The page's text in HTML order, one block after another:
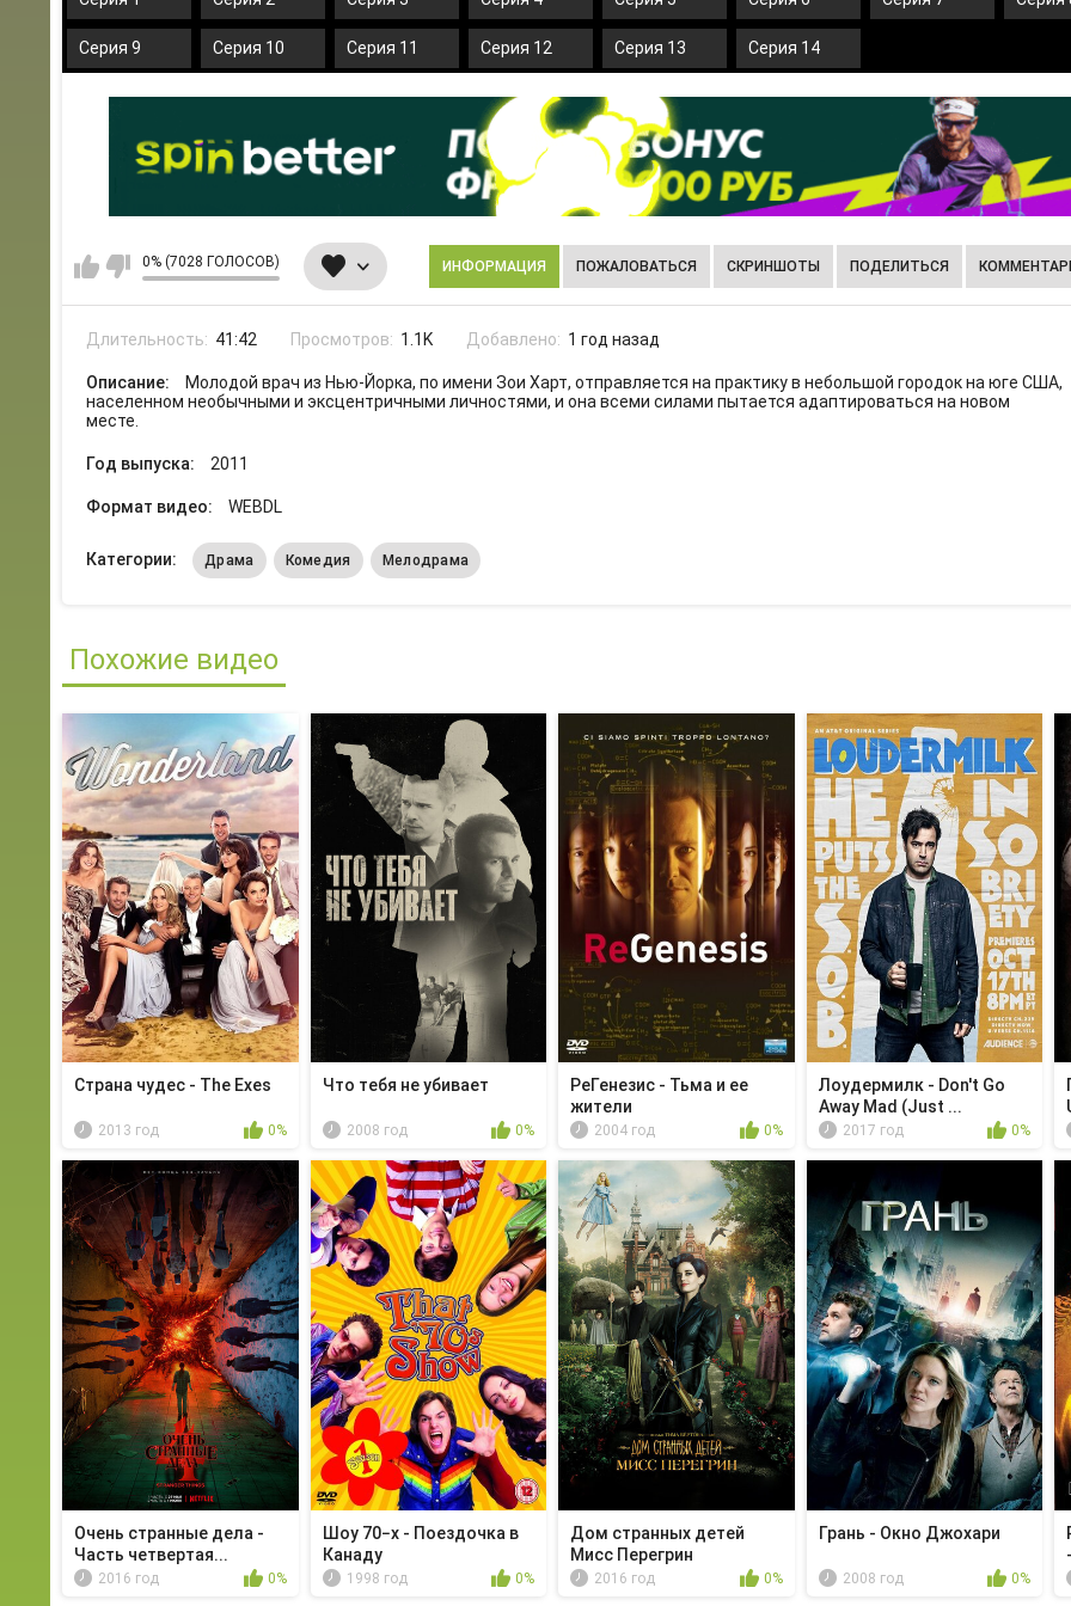
Серия 9 Серия 10 Серия 11 Серия 12 Серия 13 Серия 14
0% (7028 ГОЛОСОВ) ИНФОРМАЦИЯ ПОЖАЛОВАТЬСЯ СКРИНШОТЫ ПОДЕЛИТЬСЯ
Длительность: 41:42 Просмотров: 1.1K Добавлено: 1 год назад
Описание:
Молодой врач из Нью-Йорка, по имени Зои Харт, отправляется на практику в небольшой городок на юге США,
населенном необычными и эксцентричными личностями, и она всеми силами пытается адаптироваться на новом
месте.
Год выпуска: 2011
Формат видео: WEBDL
Категории: Драма Комедия Мелодрама
Похожие видео
Страна чудес - The Exes
2013 год 0%
Чтo тебя не убивает
2008 год 0%
РеГенезис - Тьма и ее
жители
2004 год 0%
Лоудермилк - Don't Go
Away Mad (Just ...
2017 год 0%
Очень странные дела -
Часть четвертая...
2016 год 0%
Шоу 70−х - Поездочка в
Канаду
1998 год 0%
Дом странных детей
Мисс Перегрин
2016 год 0%
Грань - Окно Джохари
2008 год 0%